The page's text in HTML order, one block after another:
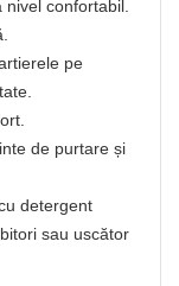
nivel confortabil.
pe
de purtare și
detergent
sau uscător